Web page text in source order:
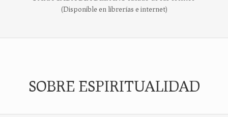
(Disponible en librerías e internet)
SOBRE ESPIRITUALIDAD